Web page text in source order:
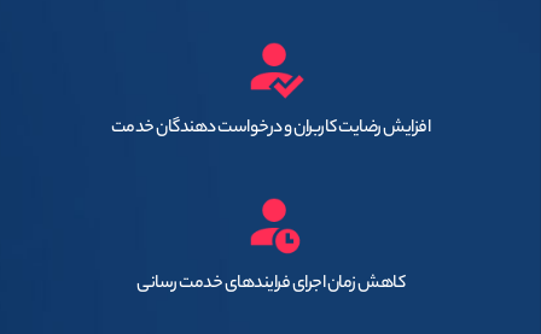
افزایش رضایت کاربران و درخواست دهندگان خدمت
کاهش زمان اجرای فرایندهای خدمت رسانی